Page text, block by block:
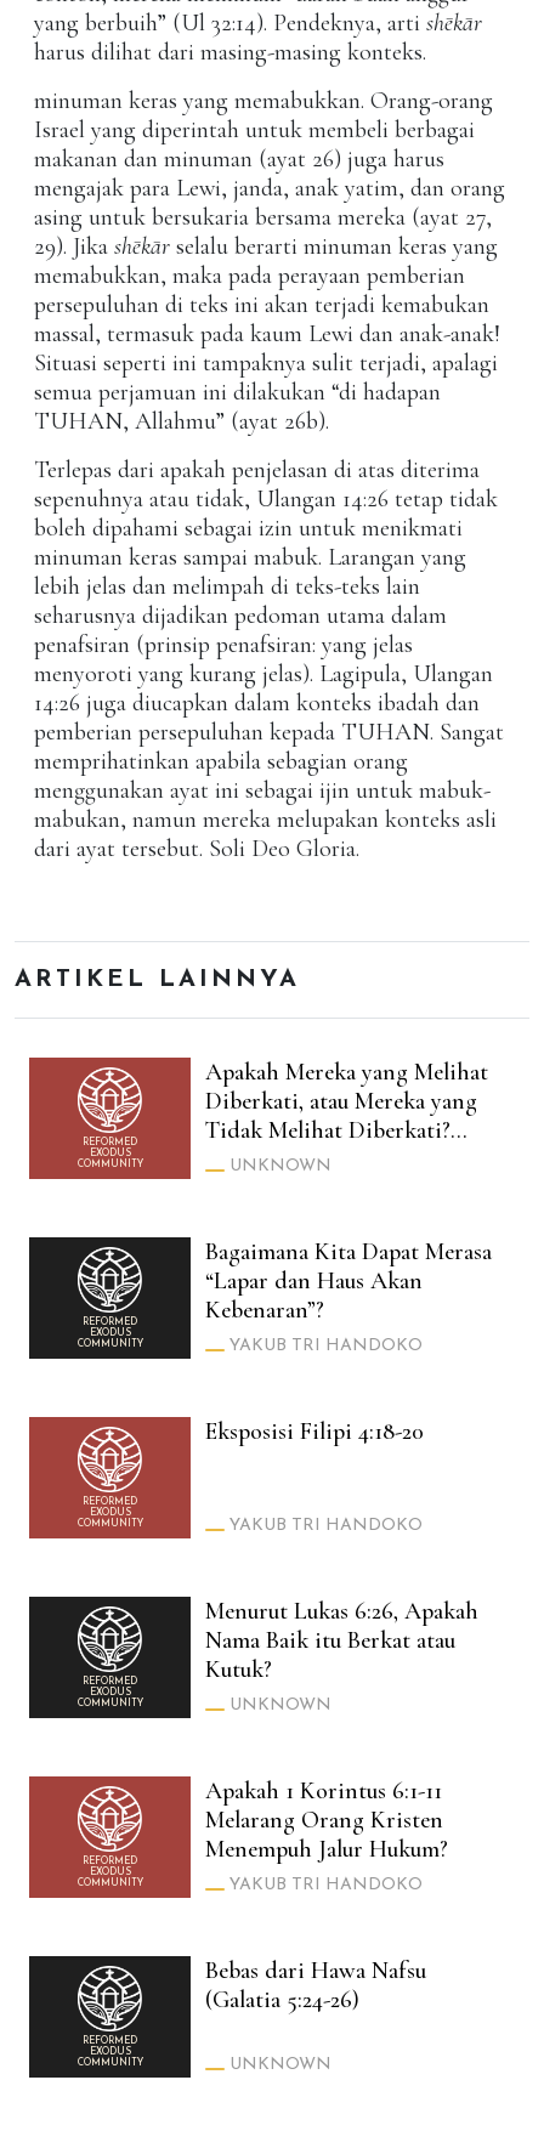
yang berbuih” (Ul 32:14). Pendeknya, arti shēkār
harus dilihat dari masing-masing konteks.
minuman keras yang memabukkan. Orang-orang
Israel yang diperintah untuk membeli berbagai
makanan dan minuman (ayat 26) juga harus
mengajak para Lewi, janda, anak yatim, dan orang
asing untuk bersukaria bersama mereka (ayat 27,
29). Jika shēkār selalu berarti minuman keras yang
memabukkan, maka pada perayaan pemberian
persepuluhan di teks ini akan terjadi kemabukan
massal, termasuk pada kaum Lewi dan anak-anak!
Situasi seperti ini tampaknya sulit terjadi, apalagi
semua perjamuan ini dilakukan “di hadapan
TUHAN, Allahmu” (ayat 26b).
Terlepas dari apakah penjelasan di atas diterima
sepenuhnya atau tidak, Ulangan 14:26 tetap tidak
boleh dipahami sebagai izin untuk menikmati
minuman keras sampai mabuk. Larangan yang
lebih jelas dan melimpah di teks-teks lain
seharusnya dijadikan pedoman utama dalam
penafsiran (prinsip penafsiran: yang jelas
menyoroti yang kurang jelas). Lagipula, Ulangan
14:26 juga diucapkan dalam konteks ibadah dan
pemberian persepuluhan kepada TUHAN. Sangat
memprihatinkan apabila sebagian orang
menggunakan ayat ini sebagai ijin untuk mabuk-
mabukan, namun mereka melupakan konteks asli
dari ayat tersebut. Soli Deo Gloria.
ARTIKEL LAINNYA
REFORMED
EXODUS
COMMUNITY
Apakah Mereka yang Melihat
Diberkati, atau Mereka yang
Tidak Melihat Diberkati?
(Luk. 10:23 vs Yoh. 20:29)
UNKNOWN
REFORMED
EXODUS
COMMUNITY
Bagaimana Kita Dapat Merasa
“Lapar dan Haus Akan
Kebenaran”?
YAKUB TRI HANDOKO
REFORMED
EXODUS
COMMUNITY
Eksposisi Filipi 4:18-20
YAKUB TRI HANDOKO
REFORMED
EXODUS
COMMUNITY
Menurut Lukas 6:26, Apakah
Nama Baik itu Berkat atau
Kutuk?
UNKNOWN
REFORMED
EXODUS
COMMUNITY
Apakah 1 Korintus 6:1-11
Melarang Orang Kristen
Menempuh Jalur Hukum?
YAKUB TRI HANDOKO
REFORMED
EXODUS
COMMUNITY
Bebas dari Hawa Nafsu
(Galatia 5:24-26)
UNKNOWN